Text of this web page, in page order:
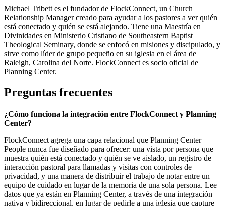
Michael Tribett es el fundador de FlockConnect, un Church
Relationship Manager creado para ayudar a los pastores a ver quién
está conectado y quién se está alejando. Tiene una Maestría en
Divinidades en Ministerio Cristiano de Southeastern Baptist
Theological Seminary, donde se enfocó en misiones y discipulado, y
sirve como líder de grupo pequeño en su iglesia en el área de
Raleigh, Carolina del Norte. FlockConnect es socio oficial de
Planning Center.
Preguntas frecuentes
¿Cómo funciona la integración entre FlockConnect y Planning
Center?
FlockConnect agrega una capa relacional que Planning Center
People nunca fue diseñado para ofrecer: una vista por persona que
muestra quién está conectado y quién se ve aislado, un registro de
interacción pastoral para llamadas y visitas con controles de
privacidad, y una manera de distribuir el trabajo de notar entre un
equipo de cuidado en lugar de la memoria de una sola persona. Lee
datos que ya están en Planning Center, a través de una integración
nativa y bidireccional, en lugar de pedirle a una iglesia que capture